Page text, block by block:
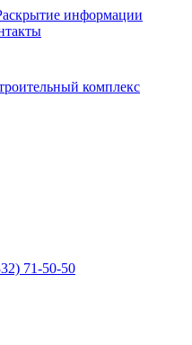
информации
комплекс
71-50-50